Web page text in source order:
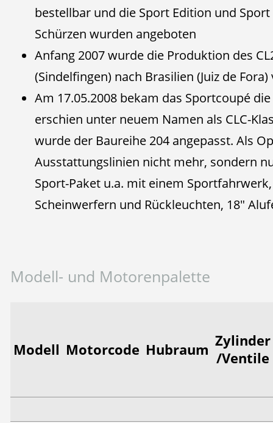
bestellbar und die Sport Edition und
Schürzen wurden angeboten
Anfang 2007 wurde die Produktion des
(Sindelfingen) nach Brasilien (Juiz de
Am 17.05.2008 bekam das Sportcoupé
erschien unter neuem Namen als CLC-
wurde der Baureihe 204 angepasst. Als
Ausstattungslinien nicht mehr, sondern
Sport-Paket u.a. mit einem
Scheinwerfern und Rückleuchten, 18"
Modell- und Motorenpalette
Modell Motorcode Hubraum Zylinder
/Ventile